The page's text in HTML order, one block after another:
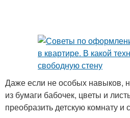
Даже если не особых навыков,
из бумаги бабочек, цветы и
преобразить детскую комнату